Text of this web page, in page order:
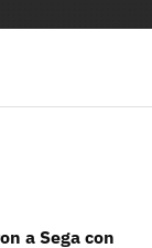
a Sega con